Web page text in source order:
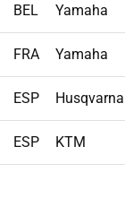
BEL Yamaha
FRA Yamaha
ESP Husqvarna
ESP KTM